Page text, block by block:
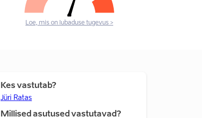
Loe, mis on lubaduse tugevus >
Kes vastutab?
Jüri Ratas
Millised asutused vastutavad?